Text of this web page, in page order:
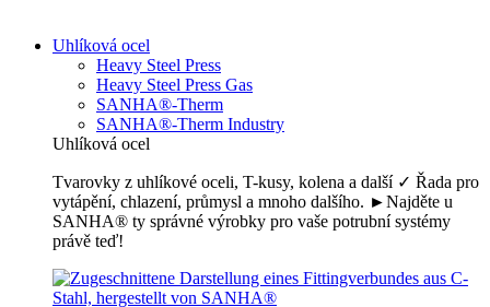
Uhlíková ocel
Heavy Steel Press
Heavy Steel Press Gas
SANHA®-Therm
SANHA®-Therm Industry
Uhlíková ocel
Tvarovky z uhlíkové oceli, T-kusy, kolena a další ✓ Řada pro
vytápění, chlazení, průmysl a mnoho dalšího. ►Najděte u
SANHA® ty správné výrobky pro vaše potrubní systémy
právě teď!